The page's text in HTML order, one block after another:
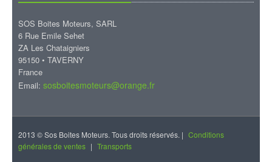
SOS Boites Moteurs, SARL
6 Rue Emile Sehet
ZA Les Chataigniers
95150 • TAVERNY
France
Email: sosboitesmoteurs@orange.fr
2013 © Sos Boites Moteurs. Tous droits réservés. | Conditions
générales de ventes | Transports